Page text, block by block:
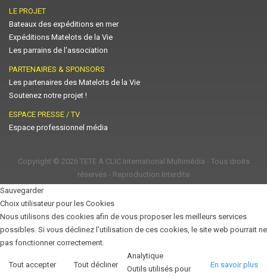
LE PROJET
Bateaux des expéditions en mer
Expéditions Matelots de la Vie
Les parrains de l'association
PARTENAIRES & SPONSORS
Les partenaires des Matelots de la Vie
Soutenez notre projet !
ESPACE PRESSE / TV
Espace professionnel média
Copyright © 2026 TETE A CLIC International Multimédia - Tous droits
réservés - Reproduction Interdite
Sauvegarder
Choix utilisateur pour les Cookies
Nous utilisons des cookies afin de vous proposer les meilleurs services
possibles. Si vous déclinez l'utilisation de ces cookies, le site web pourrait ne
pas fonctionner correctement.
Tout accepter Tout décliner En savoir plus
Analytique
Outils utilisés pour